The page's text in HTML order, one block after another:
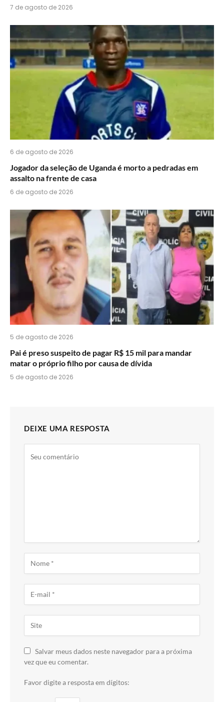
7 de agosto de 2026
6 de agosto de 2026
Jogador da seleção de Uganda é morto a pedradas em
assalto na frente de casa
6 de agosto de 2026
5 de agosto de 2026
Pai é preso suspeito de pagar R$ 15 mil para mandar
matar o próprio filho por causa de dívida
5 de agosto de 2026
DEIXE UMA RESPOSTA
Salvar meus dados neste navegador para a próxima
vez que eu comentar.
Favor digite a resposta em dígitos: